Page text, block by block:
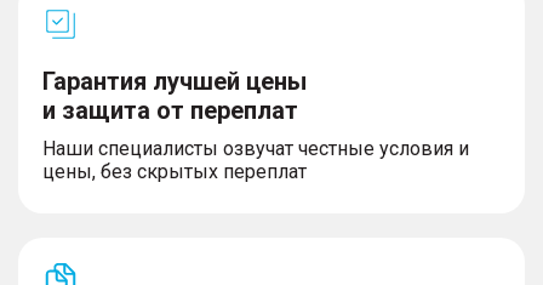
Гарантия лучшей цены
и защита от переплат
Наши специалисты озвучат честные условия и
цены, без скрытых переплат